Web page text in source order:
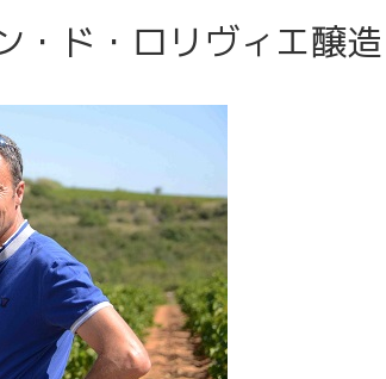
・ド・ロリヴィエ醸造